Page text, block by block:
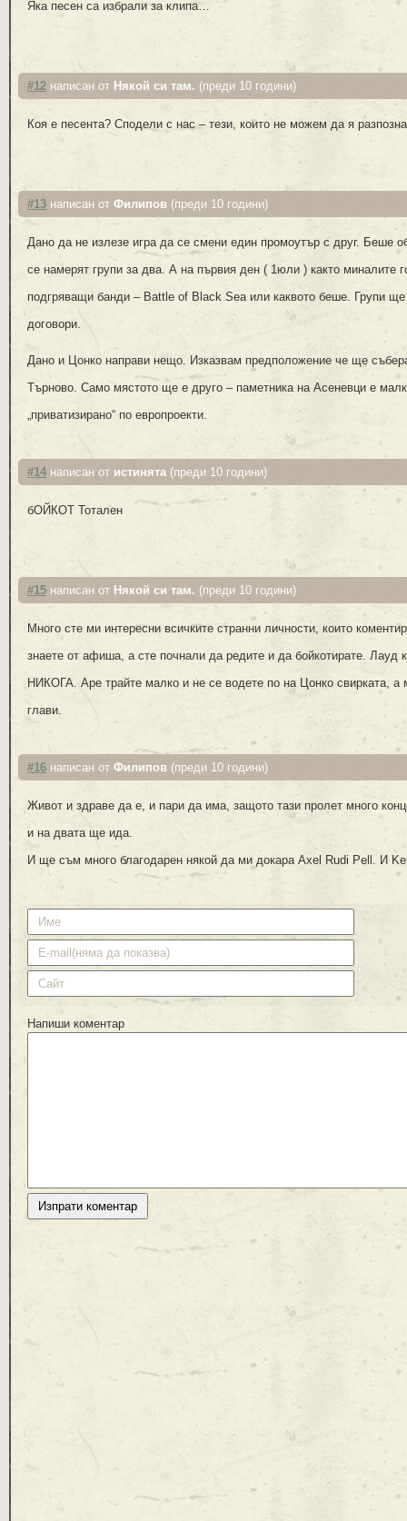
Яка песен са избрали за клипа…
#12 написан от Някой си там. (преди 10 години)
Коя е песента? Сподели с нас – тези, които не можем да я
#13 написан от Филипов (преди 10 години)
Дано да не излезе игра да се смени един промоутър с друг. Беше
се намерят групи за два. А на първия ден ( 1юли ) както миналите
подгряващи банди – Battle of Black Sea или каквото беше. Групи
договори.
Дано и Цонко направи нещо. Изказвам предположение че ще
Търново. Само мястото ще е друго – паметника на Асеневци е
„приватизирано“ по европроекти.
#14 написан от истинята (преди 10 години)
бОЙКОТ Тотален
#15 написан от Някой си там. (преди 10 години)
Много сте ми интересни всичките странни личности, които
знаете от афиша, а сте почнали да редите и да бойкотирате. Лауд
НИКОГА. Аре трайте малко и не се водете по на Цонко свирката, а
глави.
#16 написан от Филипов (преди 10 години)
Живот и здраве да е, и пари да има, защото тази пролет много
и на двата ще ида.
И ще съм много благодарен някой да ми докара Axel Rudi Pell. И
Напиши коментар